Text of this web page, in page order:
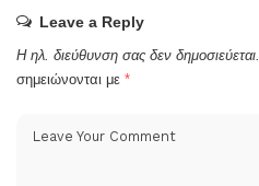
Leave a Reply
Η ηλ. διεύθυνση σας δεν δημοσιεύεται.
σημειώνονται με *